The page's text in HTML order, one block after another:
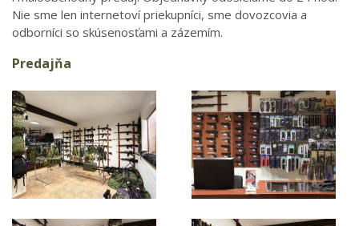
Nie sme len internetoví priekupníci, sme dovozcovia a
odborníci so skúsenosťami a zázemím.
Predajňa